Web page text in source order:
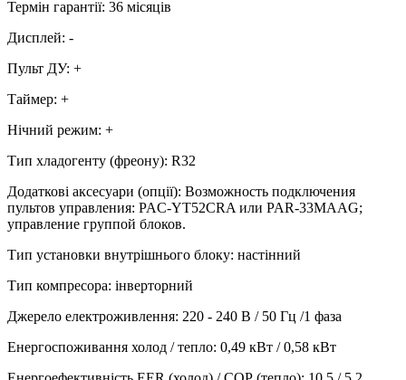
Термін гарантії: 36 місяців
Дисплей: -
Пульт ДУ: +
Таймер: +
Нічний режим: +
Тип хладогенту (фреону): R32
Додаткові аксесуари (опції): Возможность подключения
пультов управления: PAC-YT52CRA или PAR-33MAAG;
управление группой блоков.
Тип установки внутрішнього блоку: настінний
Тип компресора: інверторний
Джерело електроживлення: 220 - 240 В / 50 Гц /1 фаза
Енергоспоживання холод / тепло: 0,49 кВт / 0,58 кВт